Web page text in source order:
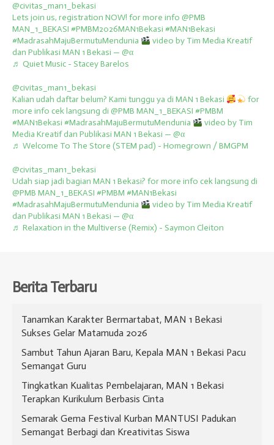
@civitas_man1_bekasi
Lets join us, registration NOW! for more info @PMB
MAN_1_BEKASI #PMBM2026MAN1Bekasi #MAN1Bekasi
#MadrasahMajuBermutuMendunia
video by Tim Media Kreatif
dan Publikasi MAN 1 Bekasi — @α
♬ Quiet Music - Stacey Barelos
@civitas_man1_bekasi
Kalian udah daftar belum? Kami tunggu ya di MAN 1 Bekasi
for
more info cek langsung di @PMB MAN_1_BEKASI #PMBM
#MAN1Bekasi #MadrasahMajuBermutuMendunia
video by Tim
Media Kreatif dan Publikasi MAN 1 Bekasi — @α
♬ Welcome To The Store (STEM pad) - Homegrown / BMGPM
@civitas_man1_bekasi
Udah siap jadi bagian MAN 1 Bekasi? for more info cek langsung di
@PMB MAN_1_BEKASI #PMBM #MAN1Bekasi
#MadrasahMajuBermutuMendunia
video by Tim Media Kreatif
dan Publikasi MAN 1 Bekasi — @α
♬ Relaxation in the Multiverse (Remix) - Saymon Cleiton
Berita Terbaru
​Tanamkan Karakter Bermartabat, MAN 1 Bekasi
Sukses Gelar Matamuda 2026
Sambut Tahun Ajaran Baru, Kepala MAN 1 Bekasi Pacu
Semangat Guru
Tingkatkan Kualitas Pembelajaran, MAN 1 Bekasi
Terapkan Kurikulum Berbasis Cinta
Semarak Gema Festival Kurban MANTUSI Padukan
Semangat Berbagi dan Kreativitas Siswa